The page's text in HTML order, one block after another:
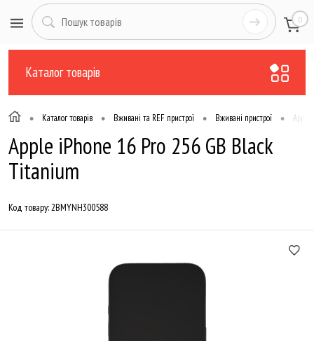
0
Каталог товарів
• Каталог товарів • Вживані та REF пристрої • Вживані пристрої • Apple
Apple iPhone 16 Pro 256 GB Black
Titanium
Код товару:2BMYNH300588